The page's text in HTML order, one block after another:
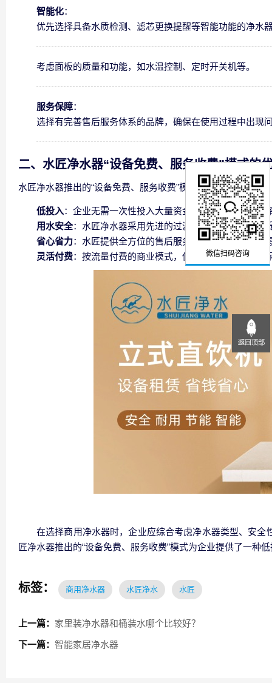
智能化：
优先选择具备水质检测、滤芯更换提醒等智能功能的净水
考虑面板的质量和功能，如水温控制、定时开关机等。
服务保障：
选择有完善售后服务体系的品牌，确保在使用过程中出现
二、水匠净水器“设备免费、服务收费”模式的
水匠净水器推出的“设备免费、服务收费”模式，具有以下优势：
低投入：企业无需一次性投入大量资金购买净水器设备，
用水安全：水匠净水器采用先进的过滤技术，确保出水水
省心省力：水匠提供全方位的售后服务，包括设备维护、
灵活付费：按流量付费的商业模式，使得企业可以根据实
在选择商用净水器时，企业应综合考虑净水器类型、安
匠净水器推出的“设备免费、服务收费”模式为企业提供了一种
标签： 商用净水器 水匠净水 水匠
上一篇： 家里装净水器和桶装水哪个比较好？
下一篇： 智能家居净水器
微信扫码咨询